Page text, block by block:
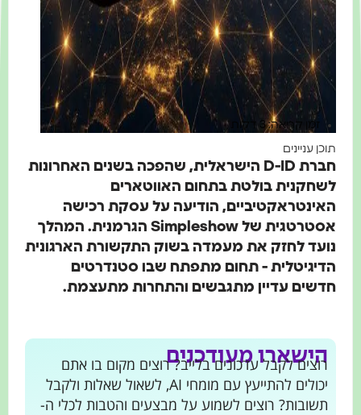
זמן קריאה: 3 דקות
עניינים
חברת D-ID הישראלית, שהפכה בשנים האחרונות
בולטת בתחום האווטארים
הודיעה על עסקת רכישה
אסטרטגית של Simpleshow הגרמנית. המהלך
לחזק את מעמדה בשוק התקשורת הארגונית
- תחום מתפתח שבו סטנדרטים
עדיין מתגבשים והתחרות מתעצמת.
הישארו מעודכנים
רוצים לקבל עדכונים בלייב? רוצים מקום בו אתם
יכולים להתייעץ עם מומחי AI, לשאול שאלות ולקבל
תשובות? רוצים לשמוע על מבצעים והטבות לכלי ה-